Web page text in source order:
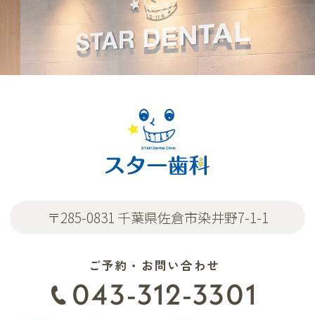
〒285-0831 千葉県佐倉市染井野7-1-1
ご予約・お問い合わせ
043-312-3301